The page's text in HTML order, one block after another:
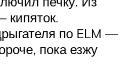
кипяток.
по ELM —
пока езжу